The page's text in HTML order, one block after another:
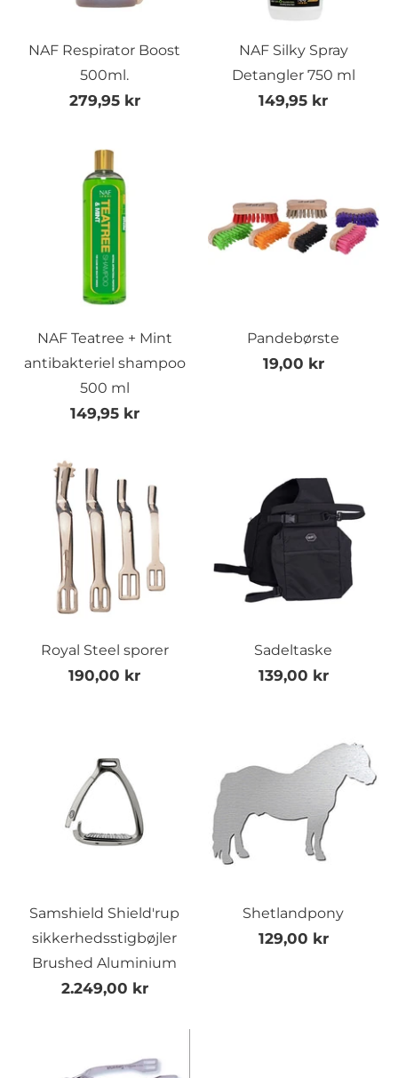
NAF Respirator Boost
500ml.
279,95 kr
NAF Silky Spray
Detangler 750 ml
149,95 kr
NAF Teatree + Mint
antibakteriel shampoo
500 ml
149,95 kr
Pandebørste
19,00 kr
Royal Steel sporer
190,00 kr
Sadeltaske
139,00 kr
Samshield Shield'rup
sikkerhedsstigbøjler
Brushed Aluminium
2.249,00 kr
Shetlandpony
129,00 kr